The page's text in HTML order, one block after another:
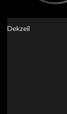
Dekzeil